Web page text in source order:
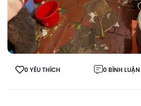
0 YÊU THÍCH 0 BÌNH LUẬN